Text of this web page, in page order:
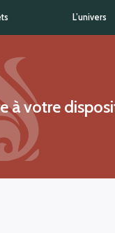
à votre
L’univers